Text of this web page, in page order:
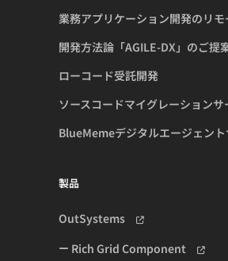
業務アプリケーション開発のリ
開発方法論「AGILE-DX」のご提
ローコード受託開発
ソースコードマイグレーションサ
BlueMemeデジタルエージェント
製品
OutSystems
Rich Grid Component